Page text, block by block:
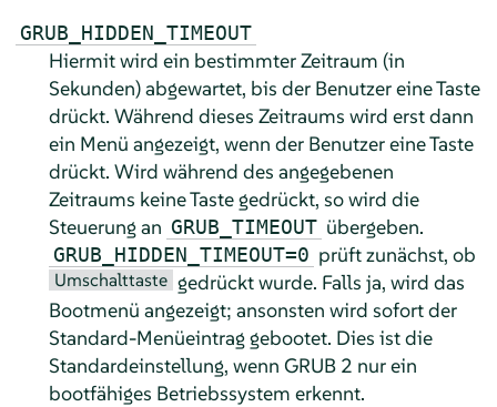
GRUB_HIDDEN_TIMEOUT
Hiermit wird ein bestimmter Zeitraum (in
Sekunden) abgewartet, bis der Benutzer eine Taste
drückt. Während dieses Zeitraums wird erst dann
ein Menü angezeigt, wenn der Benutzer eine Taste
drückt. Wird während des angegebenen
Zeitraums keine Taste gedrückt, so wird die
Steuerung an GRUB_TIMEOUT übergeben.
GRUB_HIDDEN_TIMEOUT=0 prüft zunächst, ob
Umschalttaste gedrückt wurde. Falls ja, wird das
Bootmenü angezeigt; ansonsten wird sofort der
Standard-Menüeintrag gebootet. Dies ist die
Standardeinstellung, wenn GRUB 2 nur ein
bootfähiges Betriebssystem erkennt.